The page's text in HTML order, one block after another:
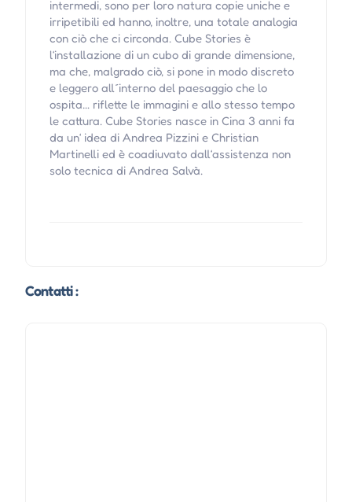
intermedi, sono per loro natura copie uniche e
irripetibili ed hanno, inoltre, una totale analogia
con ciò che ci circonda. Cube Stories è
l‘installazione di un cubo di grande dimensione,
ma che, malgrado ciò, si pone in modo discreto
e leggero all´interno del paesaggio che lo
ospita… riflette le immagini e allo stesso tempo
le cattura. Cube Stories nasce in Cina 3 anni fa
da un‘ idea di Andrea Pizzini e Christian
Martinelli ed è coadiuvato dall‘assistenza non
solo tecnica di Andrea Salvà.
Contatti :